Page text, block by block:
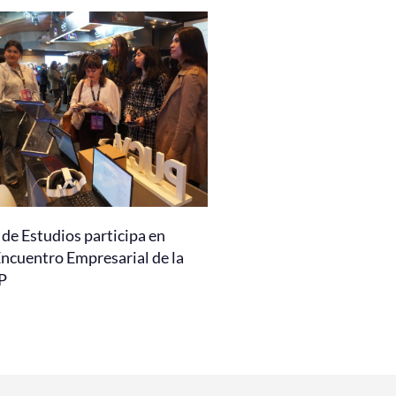
de Estudios participa en
Empresarial de la